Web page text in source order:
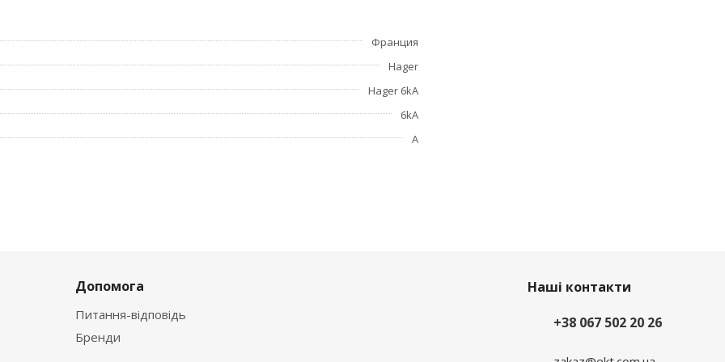
новой технологии присоединения QuickConnect
току до 250 А
Франция
Hager
Hager 6kA
6kA
А
Допомога
Питання-відповідь
Бренди
Наші контакти
+38 067 502 20 26